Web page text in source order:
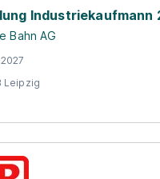
Industriekaufmann
Bahn AG
Leipzig